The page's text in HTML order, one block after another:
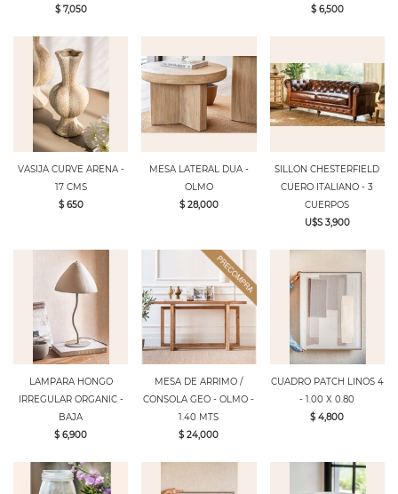
$ 7,050
$ 6,500
VASIJA CURVE ARENA -
17 CMS
$ 650
MESA LATERAL DUA -
OLMO
$ 28,000
SILLON CHESTERFIELD
CUERO ITALIANO - 3
CUERPOS
U$S 3,900
LAMPARA HONGO
IRREGULAR ORGANIC -
BAJA
$ 6,900
MESA DE ARRIMO /
CONSOLA GEO - OLMO -
1.40 MTS
$ 24,000
CUADRO PATCH LINOS 4
- 1.00 X 0.80
$ 4,800